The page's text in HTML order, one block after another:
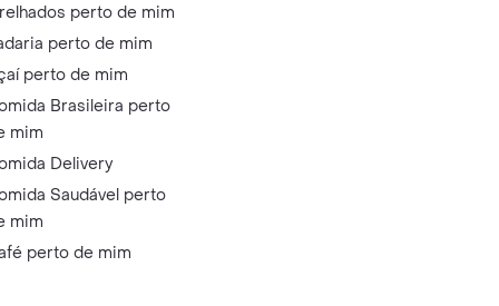
perto de mim
perto de mim
perto de mim
Brasileira perto
mim
Delivery
Saudável perto
mim
perto de mim